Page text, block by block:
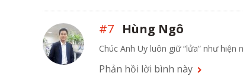
#7 Hùng Ngô
Chúc Anh Uy luôn giữ “lửa” như
Phản hồi lời bình này